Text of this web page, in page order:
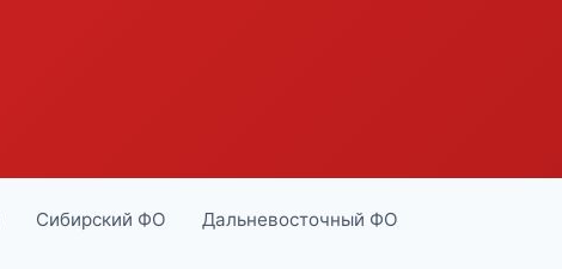
Сибирский ФО Дальневосточный ФО